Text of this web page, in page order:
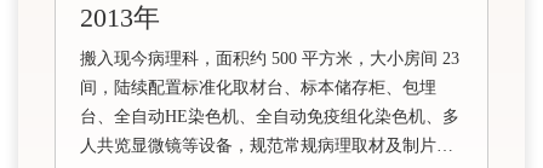
2013年
搬入现今病理科，面积约 500 平方米，大小房间 23
间，陆续配置标准化取材台、标本储存柜、包埋
台、全自动HE染色机、全自动免疫组化染色机、多
人共览显微镜等设备，规范常规病理取材及制片流